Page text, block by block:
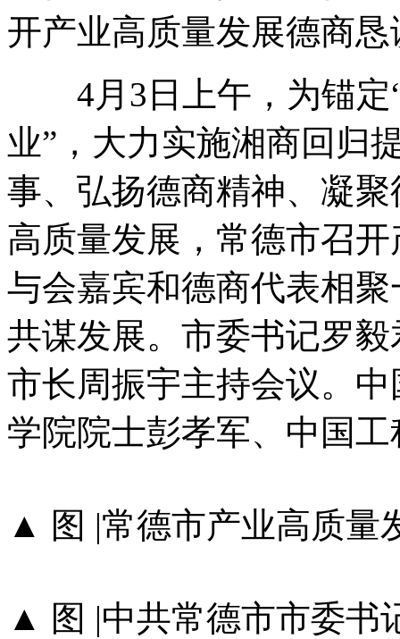
开产业高质量发展德商恳
4月3日上午，为锚定“
业”，大力实施湘商回归
事、弘扬德商精神、凝
高质量发展，常德市召
与会嘉宾和德商代表相
共谋发展。市委书记罗
市长周振宇主持会议。
学院院士彭孝军、中国
▲ 图 |常德市产业高质量
▲ 图 |中共常德市市委书